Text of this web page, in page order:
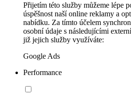
Přijetím této služby můžeme lépe
úspěšnost naší online reklamy a
nabídku. Za tímto účelem
osobní údaje s následujícími
již jejich služby využíváte:
Google Ads
Performance